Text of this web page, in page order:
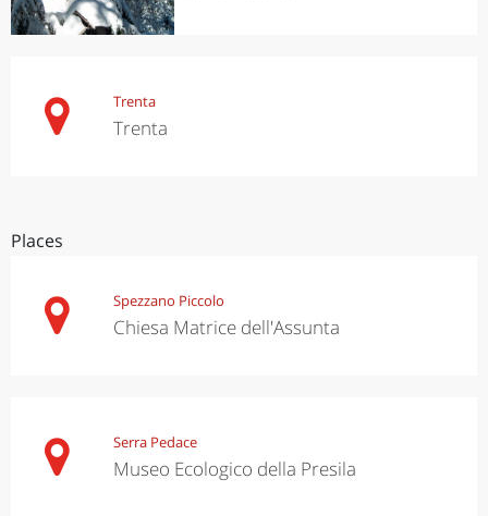
Trenta
Trenta
Places
Spezzano Piccolo
Chiesa Matrice dell'Assunta
Serra Pedace
Museo Ecologico della Presila